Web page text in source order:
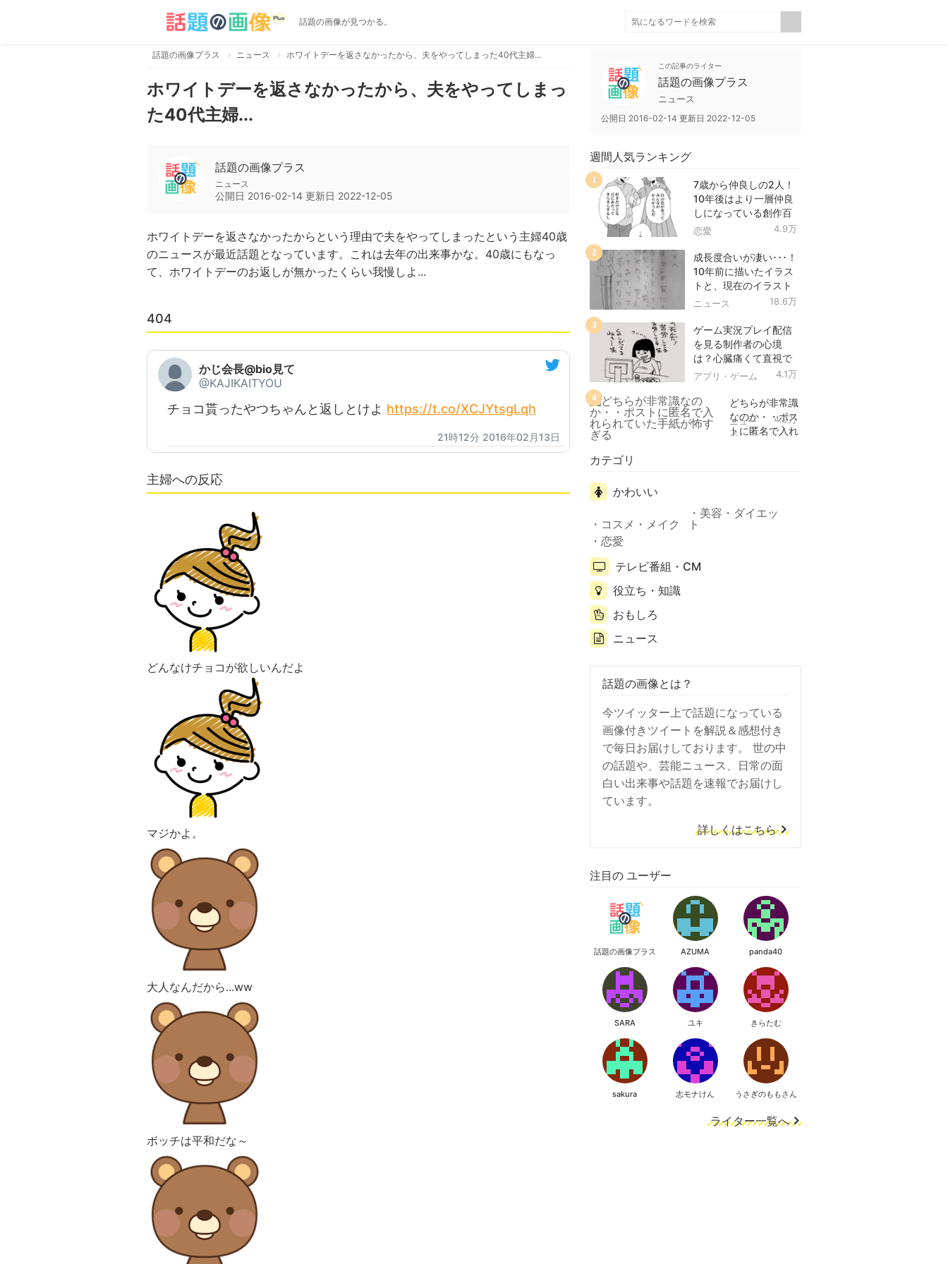
話題の画像が見つかる。
話題の画像プラス ニュース ホワイトデーを返さなかったから、夫をやってしまった40代主婦...
ホワイトデーを返さなかったから、夫をやってしまっ
た40代主婦...
話題の画像プラス
ニュース
公開日 2016-02-14 更新日 2022-12-05
ホワイトデーを返さなかったからという理由で夫をやってしまったという主婦40歳
のニュースが最近話題となっています。これは去年の出来事かな。40歳にもなっ
て、ホワイトデーのお返しが無かったくらい我慢しよ...
404
かじ会長@bio見て
@KAJIKAITYOU
チョコ貰ったやつちゃんと返しとけよ https://t.co/XCJYtsgLqh
21時12分 2016年02月13日
主婦への反応
どんなけチョコが欲しいんだよ
マジかよ。
大人なんだから...ww
ボッチは平和だな～
この記事のライター
話題の画像プラス
ニュース
公開日 2016-02-14 更新日 2022-12-05
週間人気ランキング
7歳から仲良しの2人！
10年後はより一層仲良
しになっている創作百
合！
恋愛 4.9万
1
成長度合いが凄い･･･！
10年前に描いたイラス
トと、現在のイラスト
を投稿したツイートが
ニュース 18.6万
2
ゲーム実況プレイ配信
を見る制作者の心境
は？心臓痛くて直視で
きなかった！
アプリ・ゲーム 4.1万
3
どちらが非常識
なのか・・ポス
トに匿名で入れ
ニュー
ス
4.9万
4
カテゴリ
かわいい
コスメ・メイク
美容・ダイエッ
ト
恋愛
テレビ番組・CM
役立ち・知識
おもしろ
ニュース
話題の画像とは？
今ツイッター上で話題になっている
画像付きツイートを解説＆感想付き
で毎日お届けしております。 世の中
の話題や、芸能ニュース、日常の面
白い出来事や話題を速報でお届けし
ています。
詳しくはこちら
注目の ユーザー
話題の画像プラス AZUMA panda40
SARA ユキ きらたむ
sakura 志モナけん うさぎのももさん
ライター一覧へ